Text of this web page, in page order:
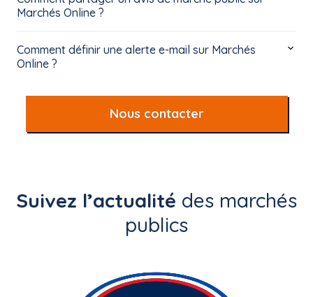
Marchés Online ?
Comment définir une alerte e-mail sur Marchés
Online ?
Nous contacter
Suivez l’actualité des marchés
publics